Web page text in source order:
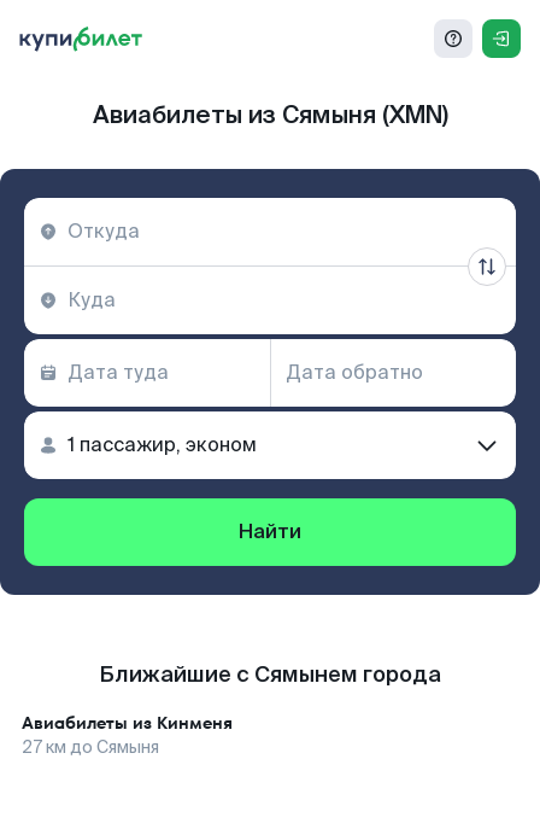
Авиабилеты из Сямыня (XMN)
Найти
Ближайшие с Сямынем города
Авиабилеты из Кинменя
27км до Сямыня